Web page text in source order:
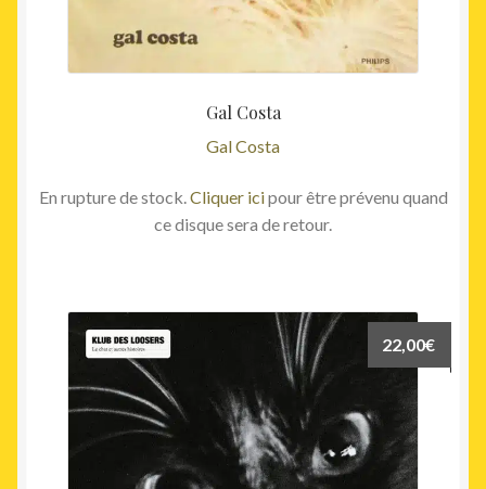
Gal Costa
Gal Costa
En rupture de stock.Cliquer icipour être prévenu quand
ce disque sera de retour.
22,00€